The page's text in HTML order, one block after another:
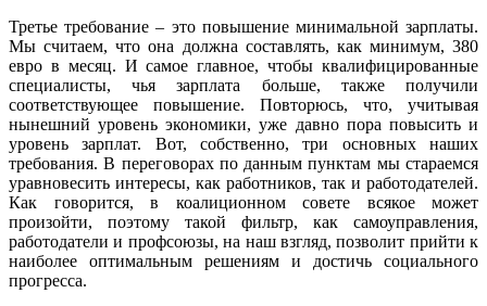
Третье требование – это повышение минимальной зарплаты.
Мы считаем, что она должна составлять, как минимум, 380
евро в месяц. И самое главное, чтобы квалифицированные
специалисты, чья зарплата больше, также получили
соответствующее повышение. Повторюсь, что, учитывая
нынешний уровень экономики, уже давно пора повысить и
уровень зарплат. Вот, собственно, три основных наших
требования. В переговорах по данным пунктам мы стараемся
уравновесить интересы, как работников, так и работодателей.
Как говорится, в коалиционном совете всякое может
произойти, поэтому такой фильтр, как самоуправления,
работодатели и профсоюзы, на наш взгляд, позволит прийти к
наиболее оптимальным решениям и достичь социального
прогресса.